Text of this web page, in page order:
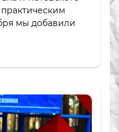
мы добавили